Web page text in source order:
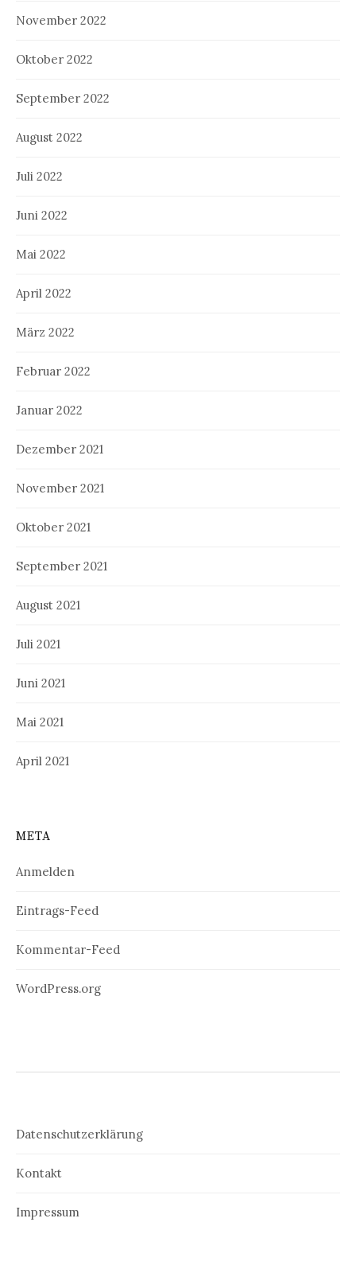
November 2022
Oktober 2022
September 2022
August 2022
Juli 2022
Juni 2022
Mai 2022
April 2022
März 2022
Februar 2022
Januar 2022
Dezember 2021
November 2021
Oktober 2021
September 2021
August 2021
Juli 2021
Juni 2021
Mai 2021
April 2021
META
Anmelden
Eintrags-Feed
Kommentar-Feed
WordPress.org
Datenschutzerklärung
Kontakt
Impressum